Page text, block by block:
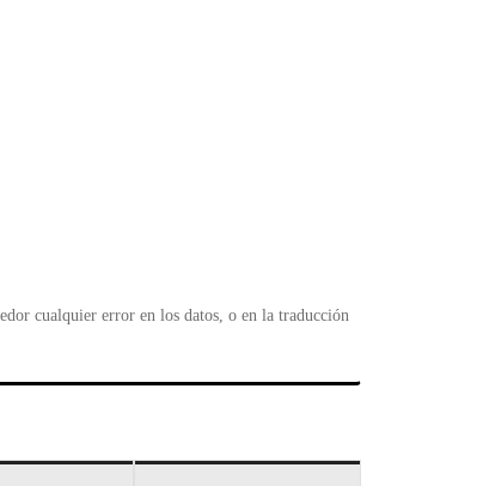
cualquier error en los datos, o en la traducción